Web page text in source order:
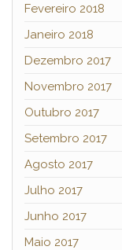
Fevereiro 2018
Janeiro 2018
Dezembro 2017
Novembro 2017
Outubro 2017
Setembro 2017
Agosto 2017
Julho 2017
Junho 2017
Maio 2017